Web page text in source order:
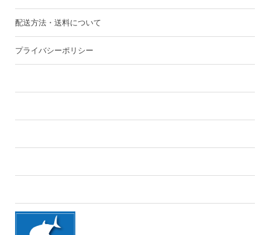
配送方法・送料について
プライバシーポリシー